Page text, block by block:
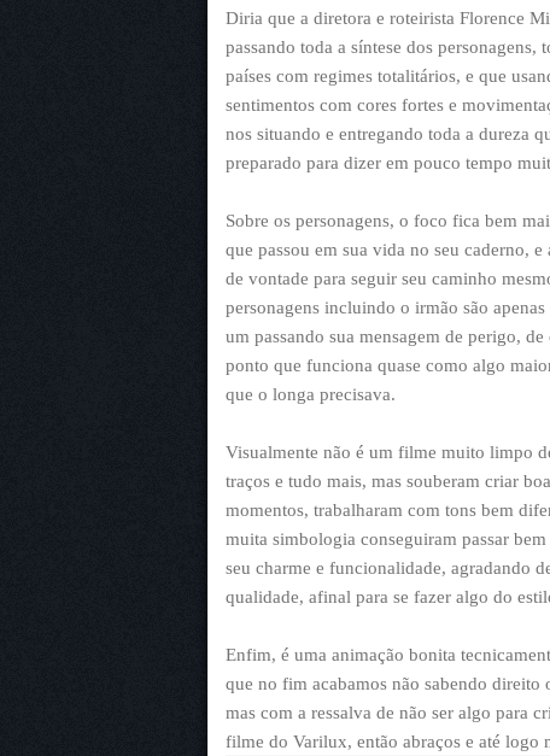
Diria que a diretora e roteirista Florence
passando toda a síntese dos
países com regimes totalitários, e que
sentimentos com cores fortes e
nos situando e entregando toda a dureza
preparado para dizer em pouco tempo
Sobre os personagens, o foco fica bem
que passou em sua vida no seu caderno,
de vontade para seguir seu caminho
personagens incluindo o irmão são
um passando sua mensagem de perigo,
ponto que funciona quase como algo
que o longa precisava.
Visualmente não é um filme muito limpo
traços e tudo mais, mas souberam criar
momentos, trabalharam com tons bem
muita simbologia conseguiram passar
seu charme e funcionalidade, agradando
qualidade, afinal para se fazer algo do
Enfim, é uma animação bonita
que no fim acabamos não sabendo direito
mas com a ressalva de não ser algo para
filme do Varilux, então abraços e até logo